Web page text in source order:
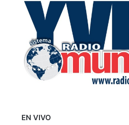
EN VIVO